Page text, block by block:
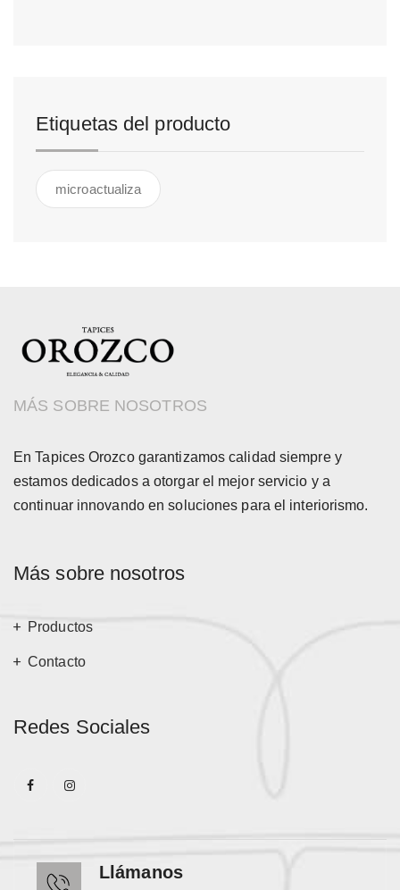
Etiquetas del producto
microactualiza
MÁS SOBRE NOSOTROS
En Tapices Orozco garantizamos calidad siempre y
estamos dedicados a otorgar el mejor servicio y a
continuar innovando en soluciones para el interiorismo.
Más sobre nosotros
Productos
Contacto
Redes Sociales
Llámanos